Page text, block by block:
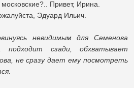
Привет, Ирина.
Эдуард Ильич.
невидимым для Семенова
подходит сзади, обхватывает
не сразу дает ему посмотреть